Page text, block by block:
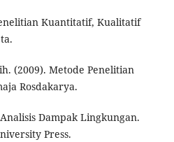
Kuantitatif, Kualitatif
(2009). Metode Penelitian
Rosdakarya.
Dampak Lingkungan.
Press.